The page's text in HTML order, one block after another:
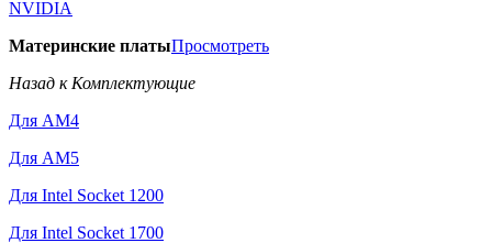
NVIDIA
Материнские платыПросмотреть
Назад к Комплектующие
Для AM4
Для AM5
Для Intel Socket 1200
Для Intel Socket 1700